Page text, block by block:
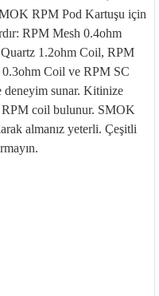
RPM Pod Kartuşu için
RPM Mesh 0.4ohm
1.2ohm Coil, RPM
Coil ve RPM SC
deneyim sunar. Kitinize
RPM coil bulunur. SMOK
almanız yeterli. Çeşitli